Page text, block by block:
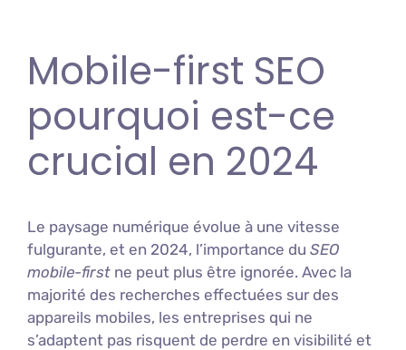
Mobile-first SEO
pourquoi est-ce
crucial en 2024
Le paysage numérique évolue à une vitesse
fulgurante, et en 2024, l’importance du SEO
mobile-first ne peut plus être ignorée. Avec la
majorité des recherches effectuées sur des
appareils mobiles, les entreprises qui ne
s’adaptent pas risquent de perdre en visibilité et